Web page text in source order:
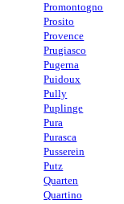
Promontogno
Prosito
Provence
Prugiasco
Pugerna
Puidoux
Pully
Puplinge
Pura
Purasca
Pusserein
Putz
Quarten
Quartino